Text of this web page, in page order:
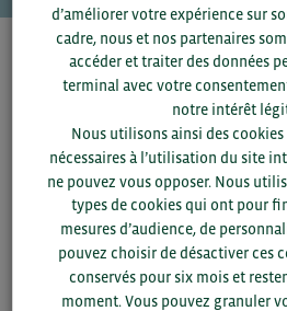
Pour voir les contacts, merci de
département et votre secteurou
SAUVEGARDER
d’améliorer votre expérience sur
cadre, nous et nos partenaires
accéder et traiter des données
terminal avec votre
notre intérêt
Nous utilisons ainsi des
nécessaires à l’utilisation du site
ne pouvez vous opposer. Nous
types de cookies qui ont pour
mesures d’audience, de
pouvez choisir de désactiver ces
conservés pour six mois et
moment. Vous pouvez granuler